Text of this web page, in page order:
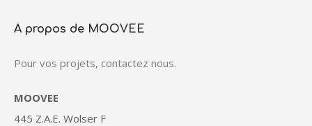
A propos de MOOVEE
Pour vos projets, contactez nous.
MOOVEE
445 Z.A.E. Wolser F